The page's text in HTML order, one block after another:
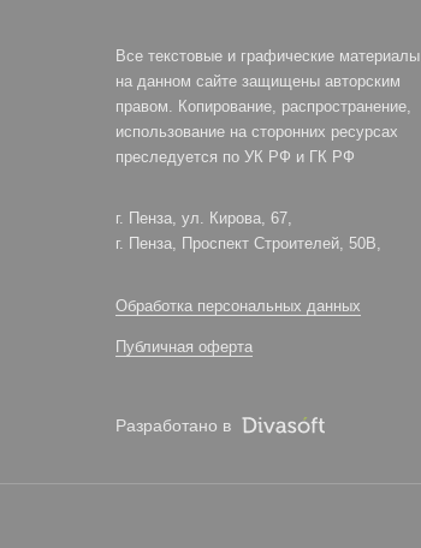
Все текстовые и графические материалы
на данном сайте защищены авторским
правом. Копирование, распространение,
использование на сторонних ресурсах
преследуется по УК РФ и ГК РФ
г. Пенза, ул. Кирова, 67,
г. Пенза, Проспект Строителей, 50В,
Обработка персональных данных
Публичная оферта
Разработано в